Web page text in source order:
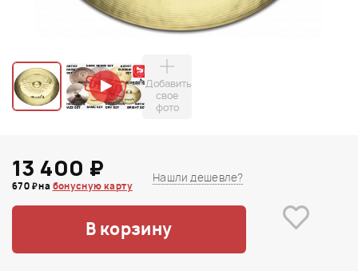
Добавить
свое
фото
13 400 ₽
670 ₽ на бонусную карту
Нашли дешевле?
В корзину